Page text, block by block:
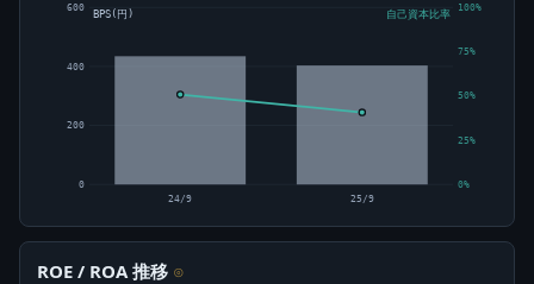
0
200
400
600
0%
25%
50%
75%
100%
24/9 25/9
BPS(円) 自己資本比率
ROE / ROA 推移 ⊙